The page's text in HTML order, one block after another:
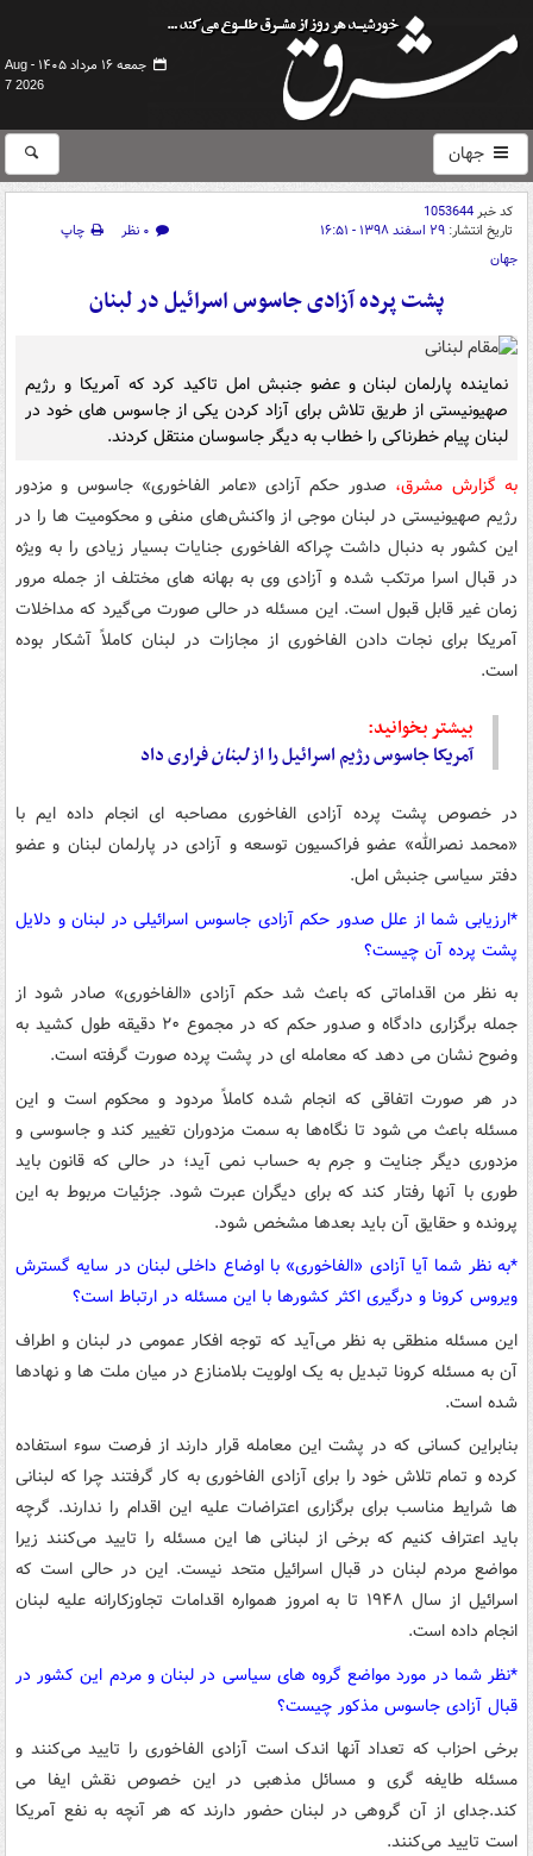
جمعه ۱۶ مرداد ۱۴۰۵ -
Aug
7 2026
جهان
کد خبر1053644
تاریخ انتشار: ۲۹ اسفند ۱۳۹۸ - ۱۶:۵۱ ۰ نظر
چاپ
جهان
پشت پرده آزادی جاسوس اسرائیل در لبنان
نماینده پارلمان لبنان و عضو جنبش امل تاکید کرد که آمریکا و رژیم
صهیونیستی از طریق تلاش برای آزاد کردن یکی از جاسوس های خود در
لبنان پیام خطرناکی را خطاب به دیگر جاسوسان منتقل کردند.
به گزارش مشرق، صدور حکم آزادی «عامر الفاخوری» جاسوس و مزدور
رژیم صهیونیستی در لبنان موجی از واکنش‌های منفی و محکومیت ها را در
این کشور به دنبال داشت چراکه الفاخوری جنایات بسیار زیادی را به ویژه
در قبال اسرا مرتکب شده و آزادی وی به بهانه های مختلف از جمله مرور
زمان غیر قابل قبول است. این مسئله در حالی صورت می‌گیرد که مداخلات
آمریکا برای نجات دادن الفاخوری از مجازات در لبنان کاملاً آشکار بوده
است.
بیشتر بخوانید:
آمریکا جاسوس رژیم اسرائیل را ازلبنانفراری داد
در خصوص پشت پرده آزادی الفاخوری مصاحبه ای انجام داده ایم با
«محمد نصرالله» عضو فراکسیون توسعه و آزادی در پارلمان لبنان و عضو
دفتر سیاسی جنبش امل.
*ارزیابی شما از علل صدور حکم آزادی جاسوس اسرائیلی در لبنان و دلایل
پشت پرده آن چیست؟
به نظر من اقداماتی که باعث شد حکم آزادی «الفاخوری» صادر شود از
جمله برگزاری دادگاه و صدور حکم که در مجموع ۲۰ دقیقه طول کشید به
وضوح نشان می دهد که معامله ای در پشت پرده صورت گرفته است.
در هر صورت اتفاقی که انجام شده کاملاً مردود و محکوم است و این
مسئله باعث می شود تا نگاه‌ها به سمت مزدوران تغییر کند و جاسوسی و
مزدوری دیگر جنایت و جرم به حساب نمی آید؛ در حالی که قانون باید
طوری با آنها رفتار کند که برای دیگران عبرت شود. جزئیات مربوط به این
پرونده و حقایق آن باید بعدها مشخص شود.
*به نظر شما آیا آزادی «الفاخوری» با اوضاع داخلی لبنان در سایه گسترش
ویروس کرونا و درگیری اکثر کشورها با این مسئله در ارتباط است؟
این مسئله منطقی به نظر می‌آید که توجه افکار عمومی در لبنان و اطراف
آن به مسئله کرونا تبدیل به یک اولویت بلامنازع در میان ملت ها و نهادها
شده است.
بنابراین کسانی که در پشت این معامله قرار دارند از فرصت سوء استفاده
کرده و تمام تلاش خود را برای آزادی الفاخوری به کار گرفتند چرا که لبنانی
ها شرایط مناسب برای برگزاری اعتراضات علیه این اقدام را ندارند. گرچه
باید اعتراف کنیم که برخی از لبنانی ها این مسئله را تایید می‌کنند زیرا
مواضع مردم لبنان در قبال اسرائیل متحد نیست. این در حالی است که
اسرائیل از سال ۱۹۴۸ تا به امروز همواره اقدامات تجاوزکارانه علیه لبنان
انجام داده است.
*نظر شما در مورد مواضع گروه های سیاسی در لبنان و مردم این کشور در
قبال آزادی جاسوس مذکور چیست؟
برخی احزاب که تعداد آنها اندک است آزادی الفاخوری را تایید می‌کنند و
مسئله طایفه گری و مسائل مذهبی در این خصوص نقش ایفا می
کند.جدای از آن گروهی در لبنان حضور دارند که هر آنچه به نفع آمریکا
است تایید می‌کنند.